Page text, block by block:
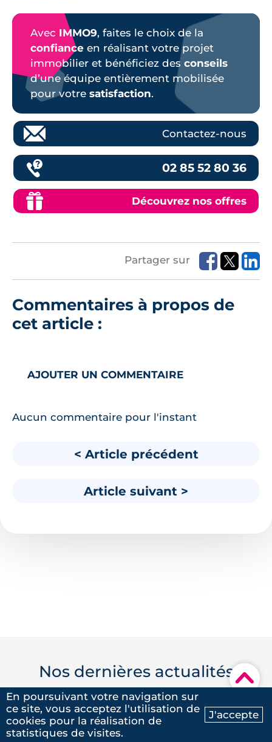
Ma recherche Contactez-nous
▾
Avec IMMO9, faites le choix de la
confiance en réalisant votre projet
immobilier et bénéficiez des conseils
d’une équipe entièrement mobilisée
pour votre satisfaction.
Contactez-nous
02 85 52 80 36
Découvrez nos offres
Partager sur
Commentaires à propos de
cet article :
AJOUTER UN COMMENTAIRE
Aucun commentaire pour l'instant
< Article précédent
Article suivant >
Nos dernières actualités
En poursuivant votre navigation sur
ce site, vous acceptez l'utilisation de
cookies pour la réalisation de
statistiques de visites.
J'accepte